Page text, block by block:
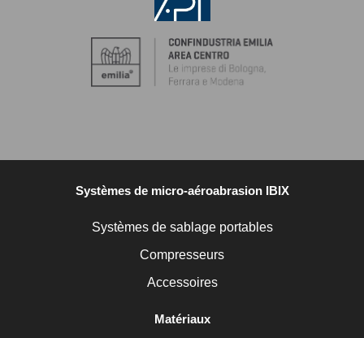
Systèmes de micro-aéroabrasion IBIX
Systèmes de sablage portables
Compresseurs
Accessoires
Matériaux